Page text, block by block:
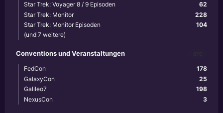
62
Star Trek: Voyager 8 / 9 Episoden
228
Star Trek: Monitor
104
Star Trek: Monitor Episoden
(und 7 weitere)
Conventions und Veranstaltungen
178
FedCon
25
GalaxyCon
198
Galileo7
3
NexusCon